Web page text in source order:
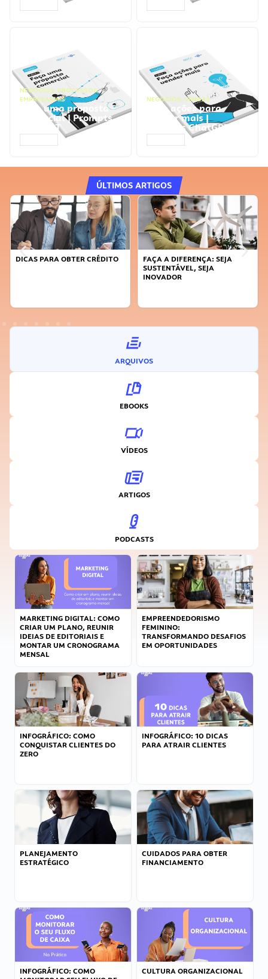
NEGÓCIOS, PROCESSOS
EMPRESARIAIS
Faça uma proposta
comercial | Prompts
ChatGPT
NEGÓCIOS, VENDAS
Faça ações para
vender mais |
Prompts ChatGPT
ÚLTIMOS ARTIGOS
DICAS PARA OBTER CRÉDITO
FAÇA A DIFERENÇA: SEJA
SUSTENTÁVEL, SEJA
INOVADOR
ARQUIVOS
EBOOKS
VÍDEOS
ARTIGOS
PODCASTS
MARKETING DIGITAL: COMO
CRIAR UM PLANO, REUNIR
IDEIAS DE EDITORIAIS E
MONTAR UM CRONOGRAMA
MENSAL
EMPREENDEDORISMO
FEMININO:
TRANSFORMANDO DESAFIOS
EM OPORTUNIDADES
INFOGRÁFICO: COMO
CONQUISTAR CLIENTES DO
ZERO
INFOGRÁFICO: 10 DICAS
PARA ATRAIR CLIENTES
PLANEJAMENTO
ESTRATÉGICO
CUIDADOS PARA OBTER
FINANCIAMENTO
INFOGRÁFICO: COMO
CULTURA ORGANIZACIONAL